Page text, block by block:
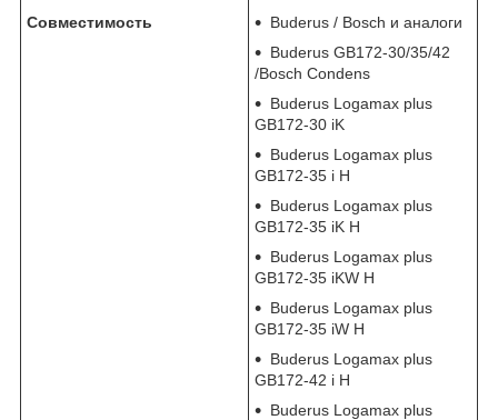
Совместимость
Buderus / Bosch и аналоги
Buderus GB172-30/35/42
/Bosch Condens
Buderus Logamax plus
GB172-30 iK
Buderus Logamax plus
GB172-35 i H
Buderus Logamax plus
GB172-35 iK H
Buderus Logamax plus
GB172-35 iKW H
Buderus Logamax plus
GB172-35 iW H
Buderus Logamax plus
GB172-42 i H
Buderus Logamax plus